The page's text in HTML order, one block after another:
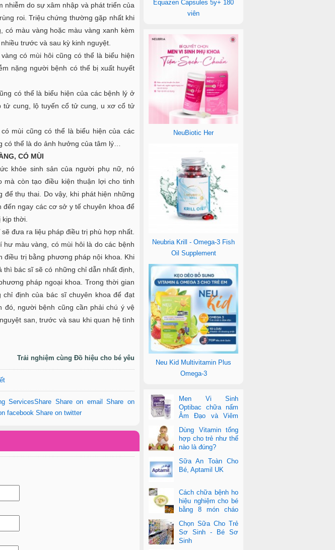
nhiễm do sự xâm nhập và phát triển của
roi. Triệu chứng thường gặp nhất khi
màu vàng hoặc màu vàng xanh kèm
trước và sau kỳ kinh nguyệt.
có mùi hôi cũng có thể là biểu hiện
nặng người bệnh có thể bị xuất huyết
có thể là biểu hiện của các bệnh lý ở
tử cung, lộ tuyến cổ tử cung, u xơ cổ tử
mùi cũng có thể là biểu hiện của các
có thể là do ảnh hưởng của tâm lý…
CÓ MÙI
khỏe sinh sản của người phụ nữ, nó
còn tạo điều kiện thuận lợi cho tinh
thụ thai. Do vậy, khi phát hiện những
ngay các cơ sở y tế chuyên khoa để
thời.
đưa ra liệu pháp điều trị phù hợp nhất.
màu vàng, có mùi hôi là do các bệnh
trị bằng phương pháp nội khoa. Khi
bác sĩ sẽ có những chỉ dẫn nhất định,
pháp ngoại khoa. Trong thời gian
định của bác sĩ chuyên khoa để đạt
đó, người bệnh cũng cần phải chú ý vệ
san, trước và sau khi quan hệ tình
Trải nghiệm cùng Đồ hiệu cho bé yêu
ServicesShare Share on email
Share on
facebook Share on twitter
Equazen Capsules 5y+ 180
viên
NeuBiotic Her
Neubria Krill - Omega-3 Fish
Oil Supplement
Neu Kid Multivitamin Plus
Omega-3
Men Vi Sinh
Optibac chữa nấm
Âm Đạo và Viêm
Dùng Vitamin tổng
hợp cho trẻ như thế
nào là đúng?
Sữa An Toàn Cho
Bé, Aptamil UK
Cách chữa bệnh ho
hiệu nghiệm cho bé
bằng 8 món cháo
Chọn Sữa Cho Trẻ
Sơ Sinh - Bé Sơ
Sinh